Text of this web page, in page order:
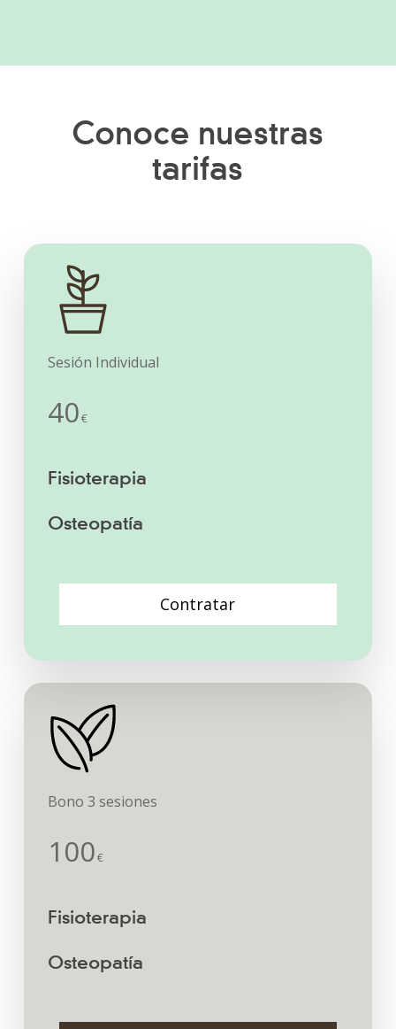
Conoce nuestras
tarifas
Sesión Individual
40€
Fisioterapia
Osteopatía
Contratar
Bono 3 sesiones
100€
Fisioterapia
Osteopatía